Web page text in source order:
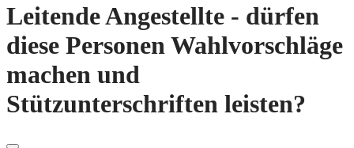
Leitende Angestellte - dürfen
diese Personen Wahlvorschläge
machen und
Stützunterschriften leisten?